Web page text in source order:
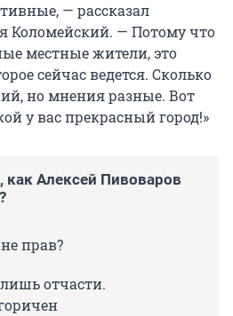
— рассказал
Коломейский. — Потому что
местные жители, это
сейчас ведется. Сколько
но мнения разные. Вот
у вас прекрасный город!»
как Алексей Пивоваров
прав?
отчасти.